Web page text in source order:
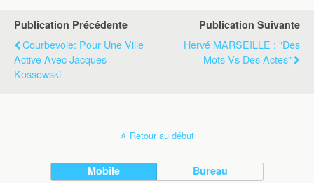
Publication Précédente
Courbevoie: Pour Une Ville
Active Avec Jacques
Kossowski
Publication Suivante
Hervé MARSEILLE : "Des
Mots Vs Des Actes"
Retour au début
Mobile Bureau